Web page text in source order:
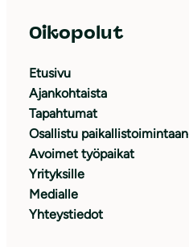
Oikopolut
Etusivu
Ajankohtaista
Tapahtumat
Osallistu paikallistoimintaan
Avoimet työpaikat
Yrityksille
Medialle
Yhteystiedot